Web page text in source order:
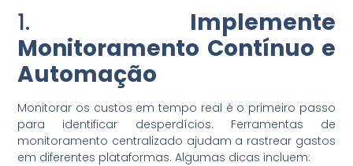
1. Implemente
Monitoramento Contínuo e
Automação
Monitorar os custos em tempo real é o primeiro passo
para identificar desperdícios. Ferramentas de
monitoramento centralizado ajudam a rastrear gastos
em diferentes plataformas. Algumas dicas incluem: